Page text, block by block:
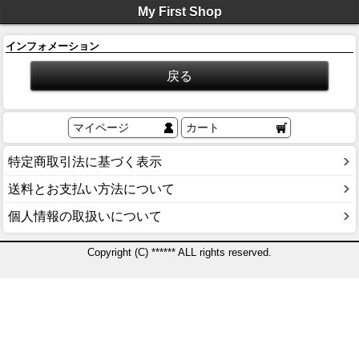
My First Shop
インフォメーション
マイページ カート
特定商取引法に基づく表示
送料とお支払い方法について
個人情報の取扱いについて
Copyright (C) ****** ALL rights reserved.